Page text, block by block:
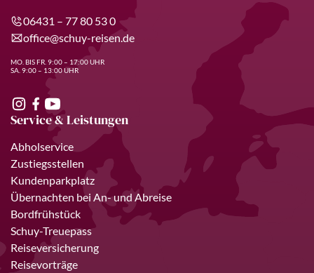
06431 – 77 80 53 0
office@schuy-reisen.de
MO. BIS FR. 9:00 – 17:00 UHR
SA. 9:00 – 13:00 UHR
Service & Leistungen
Abholservice
Zustiegsstellen
Kundenparkplatz
Übernachten bei An- und Abreise
Bordfrühstück
Schuy-Treuepass
Reiseversicherung
Reisevorträge